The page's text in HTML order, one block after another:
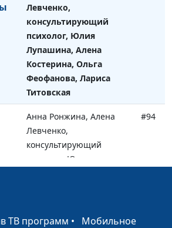
Левченко,
консультирующий
психолог, Юлия
Лупашина, Алена
Костерина, Ольга
Феофанова, Лариса
Титовская
Анна Ронжина, Алена
Левченко,
консультирующий
психолог, Юлия
#94
ТВ программ • Мобильное